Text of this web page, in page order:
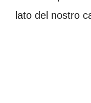
lato del nostro